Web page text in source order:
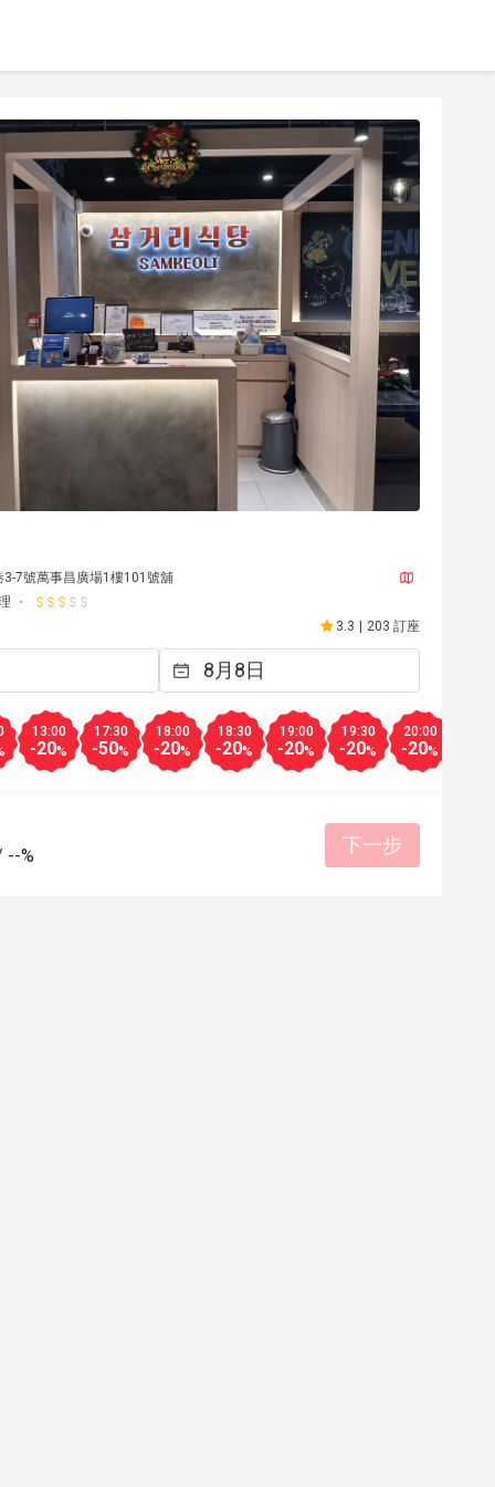
2026年4月24日
because they said lunch
but the restaurant never told us
3-7號萬事昌廣場1樓101號舖
3.3
203 訂座
13:00
-20%
17:30
-50%
18:00
-20%
18:30
-20%
19:00
-20%
19:30
-20%
20:00
-20%
--% 下一步